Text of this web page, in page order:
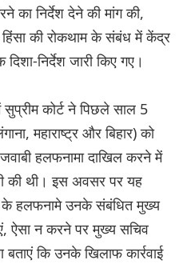
का निर्देश देने की मांग की,
हिंसा की रोकथाम के संबंध में केंद्र
निर्देश जारी किए गए।
कोर्ट ने पिछले साल 5
महाराष्ट्र और बिहार) को
हलफनामा दाखिल करने में
की थी। इस अवसर पर यह
के हलफनामे उनके संबंधित मुख्य
ऐसा न करने पर मुख्य सचिव
कि उनके खिलाफ कार्रवाई